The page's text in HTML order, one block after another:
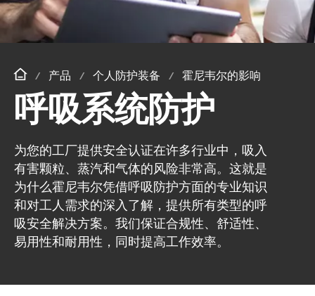
产品 个人防护装备 霍尼韦尔的影响
呼吸系统防护
为您的工厂提供安全认证在许多行业中，吸入
有害颗粒、蒸汽和气体的风险非常高。这就是
为什么霍尼韦尔凭借呼吸防护方面的专业知识
和对工人需求的深入了解，提供所有类型的呼
吸安全解决方案。我们保证合规性、舒适性、
易用性和耐用性，同时提高工作效率。